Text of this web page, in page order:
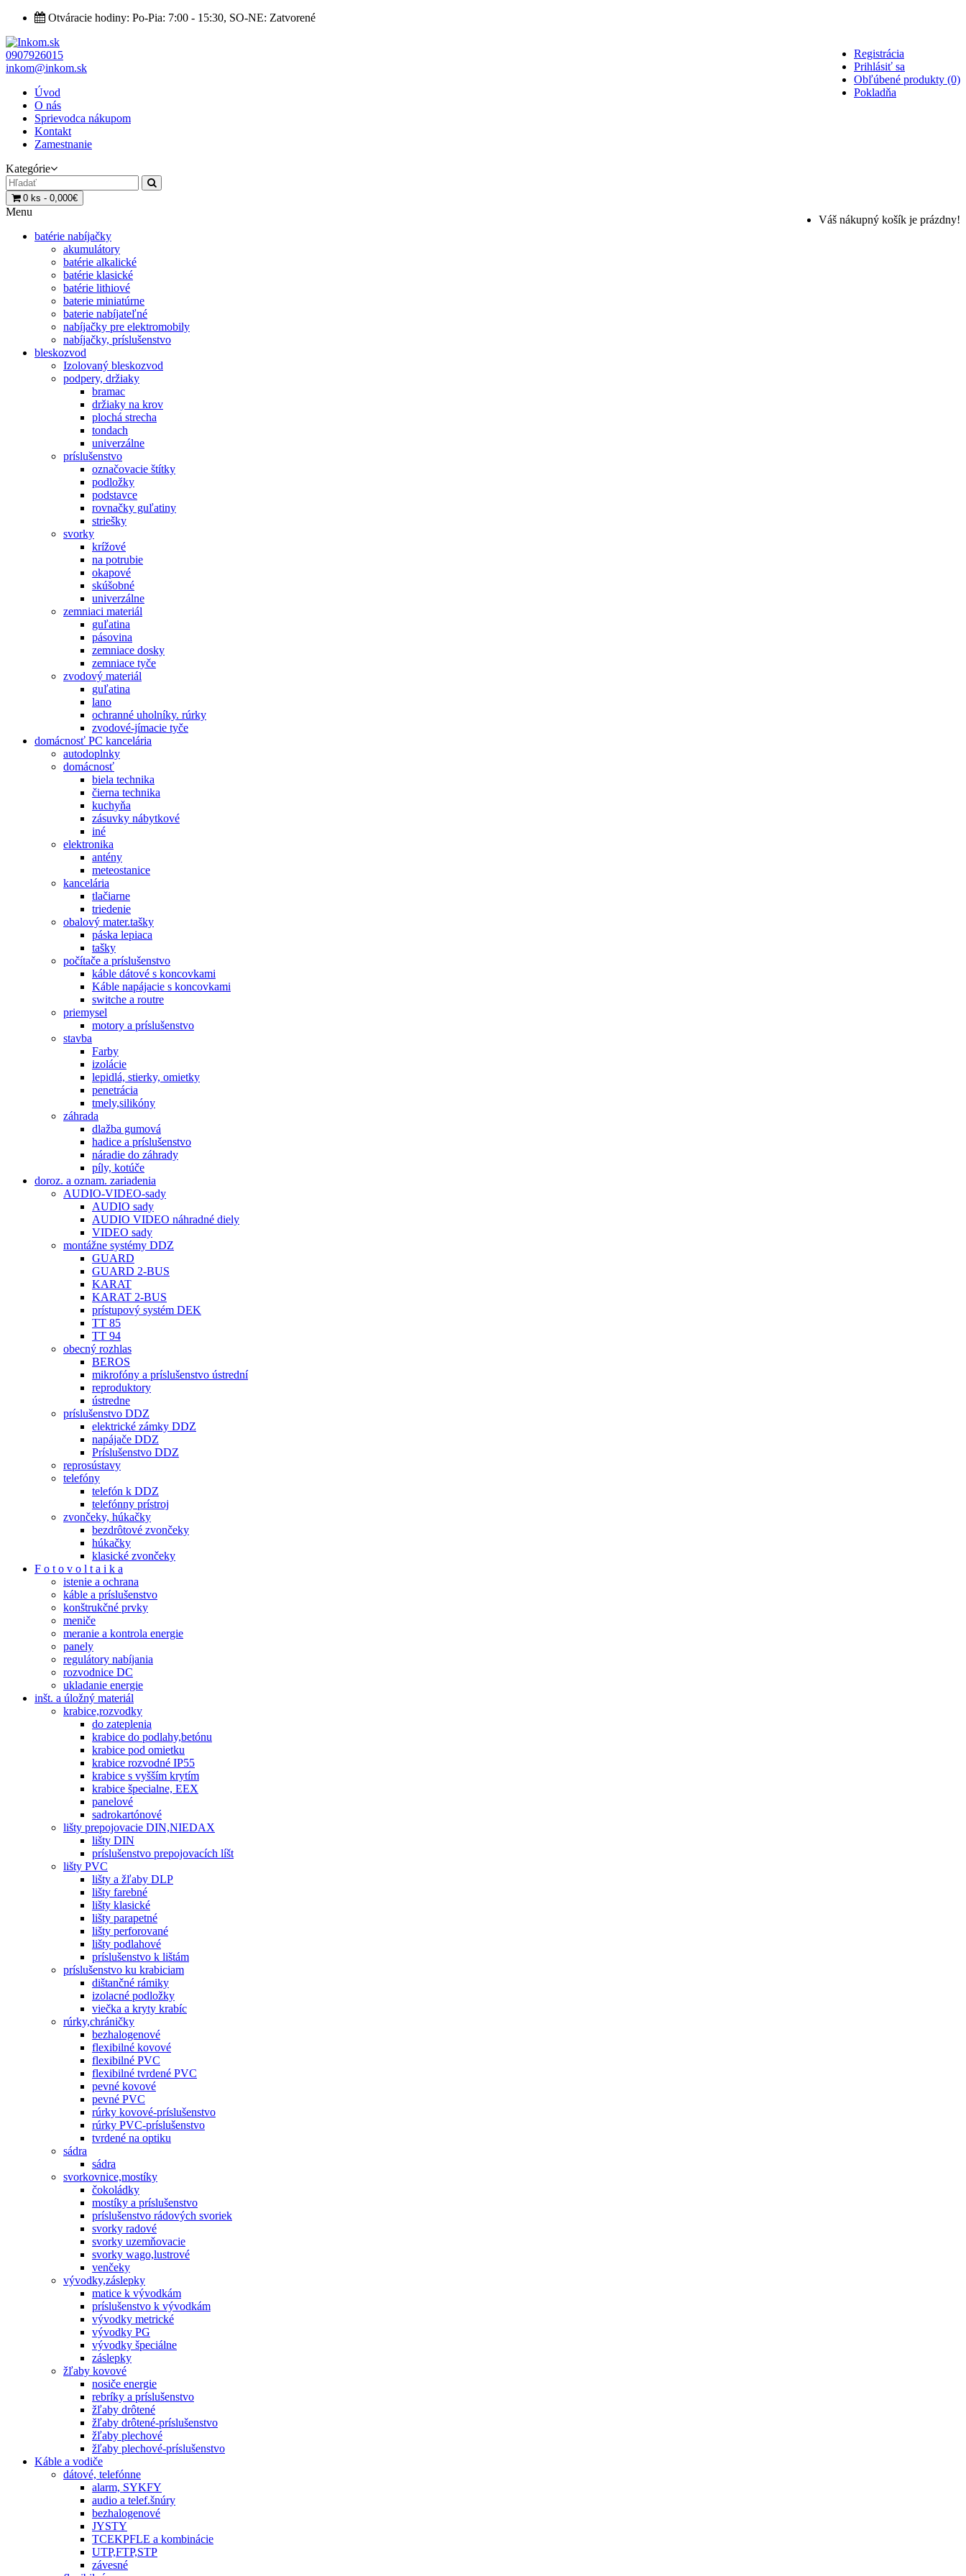
Otváracie hodiny: Po-Pia: 7:00 - 15:30, SO-NE: Zatvorené
Registrácia
Prihlásiť sa
Obľúbené produkty (0)
Pokladňa
0907926015
inkom@inkom.sk
Úvod
O nás
Sprievodca nákupom
Kontakt
Zamestnanie
Kategórie
0 ks - 0,000€
Váš nákupný košík je prázdny!
Menu
batérie nabíjačky
akumulátory
batérie alkalické
batérie klasické
batérie lithiové
baterie miniatúrne
baterie nabíjateľné
nabíjačky pre elektromobily
nabíjačky, príslušenstvo
bleskozvod
Izolovaný bleskozvod
podpery, držiaky
bramac
držiaky na krov
plochá strecha
tondach
univerzálne
príslušenstvo
označovacie štítky
podložky
podstavce
rovnačky guľatiny
striešky
svorky
krížové
na potrubie
okapové
skúšobné
univerzálne
zemniaci materiál
guľatina
pásovina
zemniace dosky
zemniace tyče
zvodový materiál
guľatina
lano
ochranné uholníky. rúrky
zvodové-jímacie tyče
domácnosť PC kancelária
autodoplnky
domácnosť
biela technika
čierna technika
kuchyňa
zásuvky nábytkové
iné
elektronika
antény
meteostanice
kancelária
tlačiarne
triedenie
obalový mater.tašky
páska lepiaca
tašky
počítače a príslušenstvo
káble dátové s koncovkami
Káble napájacie s koncovkami
switche a routre
priemysel
motory a príslušenstvo
stavba
Farby
izolácie
lepidlá, stierky, omietky
penetrácia
tmely,silikóny
záhrada
dlažba gumová
hadice a príslušenstvo
náradie do záhrady
píly, kotúče
doroz. a oznam. zariadenia
AUDIO-VIDEO-sady
AUDIO sady
AUDIO VIDEO náhradné diely
VIDEO sady
montážne systémy DDZ
GUARD
GUARD 2-BUS
KARAT
KARAT 2-BUS
prístupový systém DEK
TT 85
TT 94
obecný rozhlas
BEROS
mikrofóny a príslušenstvo ústrední
reproduktory
ústredne
príslušenstvo DDZ
elektrické zámky DDZ
napájače DDZ
Príslušenstvo DDZ
reprosústavy
telefóny
telefón k DDZ
telefónny prístroj
zvončeky, húkačky
bezdrôtové zvončeky
húkačky
klasické zvončeky
F o t o v o l t a i k a
istenie a ochrana
káble a príslušenstvo
konštrukčné prvky
meniče
meranie a kontrola energie
panely
regulátory nabíjania
rozvodnice DC
ukladanie energie
inšt. a úložný materiál
krabice,rozvodky
do zateplenia
krabice do podlahy,betónu
krabice pod omietku
krabice rozvodné IP55
krabice s vyšším krytím
krabice špecialne, EEX
panelové
sadrokartónové
lišty prepojovacie DIN,NIEDAX
lišty DIN
príslušenstvo prepojovacích líšt
lišty PVC
lišty a žľaby DLP
lišty farebné
lišty klasické
lišty parapetné
lišty perforované
lišty podlahové
príslušenstvo k lištám
príslušenstvo ku krabiciam
dištančné rámiky
izolacné podložky
viečka a kryty krabíc
rúrky,chráničky
bezhalogenové
flexibilné kovové
flexibilné PVC
flexibilné tvrdené PVC
pevné kovové
pevné PVC
rúrky kovové-príslušenstvo
rúrky PVC-príslušenstvo
tvrdené na optiku
sádra
sádra
svorkovnice,mostíky
čokoládky
mostíky a príslušenstvo
príslušenstvo rádových svoriek
svorky radové
svorky uzemňovacie
svorky wago,lustrové
venčeky
vývodky,záslepky
matice k vývodkám
príslušenstvo k vývodkám
vývodky metrické
vývodky PG
vývodky špeciálne
záslepky
žľaby kovové
nosiče energie
rebríky a príslušenstvo
žľaby drôtené
žľaby drôtené-príslušenstvo
žľaby plechové
žľaby plechové-príslušenstvo
Káble a vodiče
dátové, telefónne
alarm, SYKFY
audio a telef.šnúry
bezhalogenové
JYSTY
TCEKPFLE a kombinácie
UTP,FTP,STP
závesné